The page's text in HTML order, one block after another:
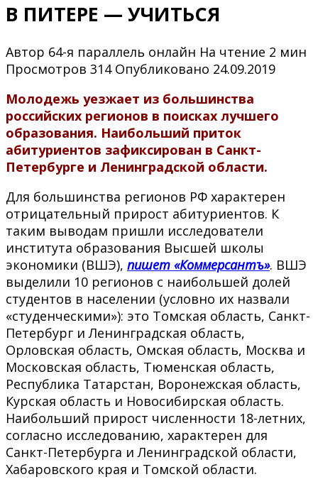
В ПИТЕРЕ — УЧИТЬСЯ
Автор 64-я параллель онлайн На чтение 2 мин
Просмотров 314 Опубликовано 24.09.2019
Молодежь уезжает из большинства
российских регионов в поисках лучшего
образования. Наибольший приток
абитуриентов зафиксирован в Санкт-
Петербурге и Ленинградской области.
Для большинства регионов РФ характерен
отрицательный прирост абитуриентов. К
таким выводам пришли исследователи
института образования Высшей школы
экономики (ВШЭ), пишет «Коммерсантъ». ВШЭ
выделили 10 регионов с наибольшей долей
студентов в населении (условно их назвали
«студенческими»): это Томская область, Санкт-
Петербург и Ленинградская область,
Орловская область, Омская область, Москва и
Московская область, Тюменская область,
Республика Татарстан, Воронежская область,
Курская область и Новосибирская область.
Наибольший прирост численности 18-летних,
согласно исследованию, характерен для
Санкт-Петербурга и Ленинградской области,
Хабаровского края и Томской области.